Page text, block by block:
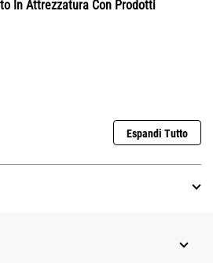
In Attrezzatura Con Prodotti
Espandi Tutto